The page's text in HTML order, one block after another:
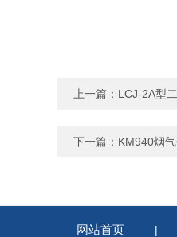
上一篇： LCJ-2A型
下一篇： KM940烟
网站首页 |